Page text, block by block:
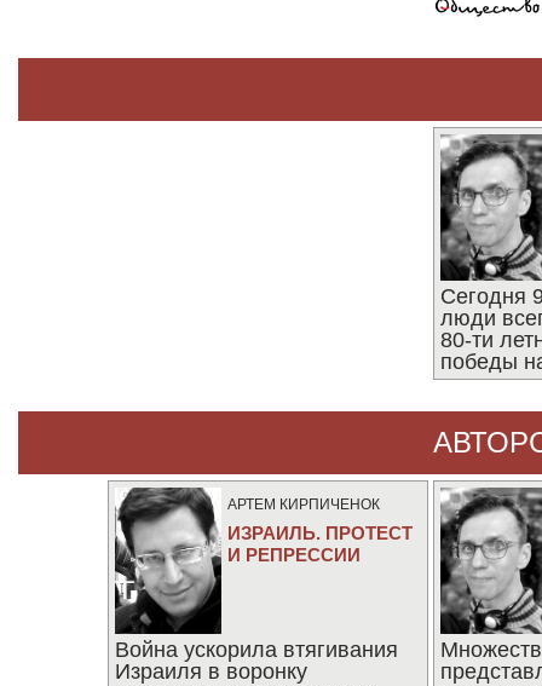
Сегодня
люди
80-ти
победы
АРТЕМ КИРПИЧЕНОК
ИЗРАИЛЬ. ПРОТЕСТ
И РЕПРЕССИИ
Война ускорила втягивания
Израиля в воронку